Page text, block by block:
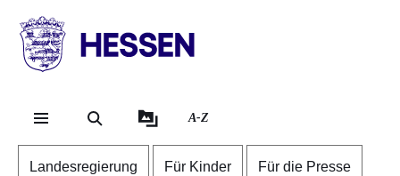
HESSEN
Landesregierung
A-Z
Landesregierung Für Kinder Für die Presse